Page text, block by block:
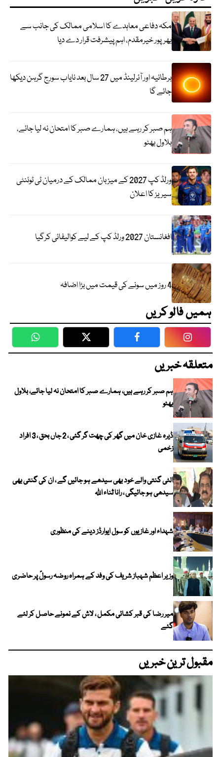
مکہ دفاعی معاہدے کا اسلامی ممالک کی جانب سے
بھرپور خیرمقدم، اہم پیشرفت قرار دے دیا
برطانیہ اور آئرلینڈ میں 27 سال بعد نایاب سورج گرہن دیکھا
جائے گا
ہم صبر کر رہے ہیں، ہمارے صبر کا امتحان نہ لیا جائے،
بلاول بھٹو
ورلڈ کپ 2027 کے میزبان ممالک کے درمیان ٹی ٹوئنٹی
سیریز کا اعلان
افغانستان 2027 ورلڈ کپ کے لیے کوالیفائی کرگیا
4 روز میں سونے کی قیمت میں بڑا اضافہ
ہمیں فالو کریں
WhatsApp Twitter Facebook
متعلقہ خبریں
ہم صبر کر رہے ہیں، ہمارے صبر کا امتحان نہ لیا جائے، بلاول
بھٹو
ڈیرہ غازی خان میں گھر کی چھت گر گئی ، 2 جاں بحق ، 3 افراد
زخمی
الٹی گنتی والے خود بھی سیدھے ہو جائیں گے ، ان کی گنتی بھی
سیدھی ہو جائیگی ، رانا ثناء اللہ
شہداء اور غازیوں کو سول ایوارڈز دینے کی منظوری
وزیر اعظم شہباز شریف کی وفد کے ہمراہ روضہ رسولؐ پر حاضری
میر رضا کی قبر کشائی مکمل ، لاش کے نمونے حاصل کر لئے
گئے
مقبول ترین خبریں